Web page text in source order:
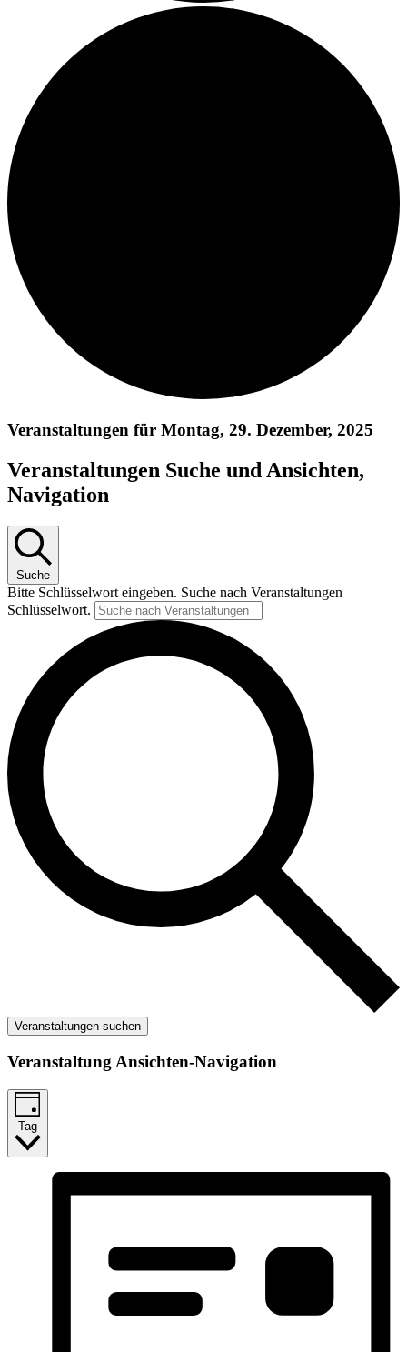
Veranstaltungen für Montag, 29. Dezember, 2025
Veranstaltungen Suche und Ansichten,
Navigation
Suche
Bitte Schlüsselwort eingeben. Suche nach Veranstaltungen
Schlüsselwort.
Veranstaltungen suchen
Veranstaltung Ansichten-Navigation
Tag